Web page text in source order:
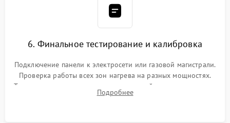
6. Финальное тестирование и калибровка
Подключение панели к электросети или газовой магистрали.
Проверка работы всех зон нагрева на разных мощностях.
Тестирование сенсорного управления, таймера, индикаторов
остаточного тепла и систем защиты от перегрева.
Подробнее